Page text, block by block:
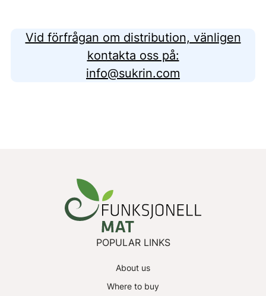
Vid förfrågan om distribution, vänligen
kontakta oss på:
info@sukrin.com
POPULAR LINKS
About us
Where to buy